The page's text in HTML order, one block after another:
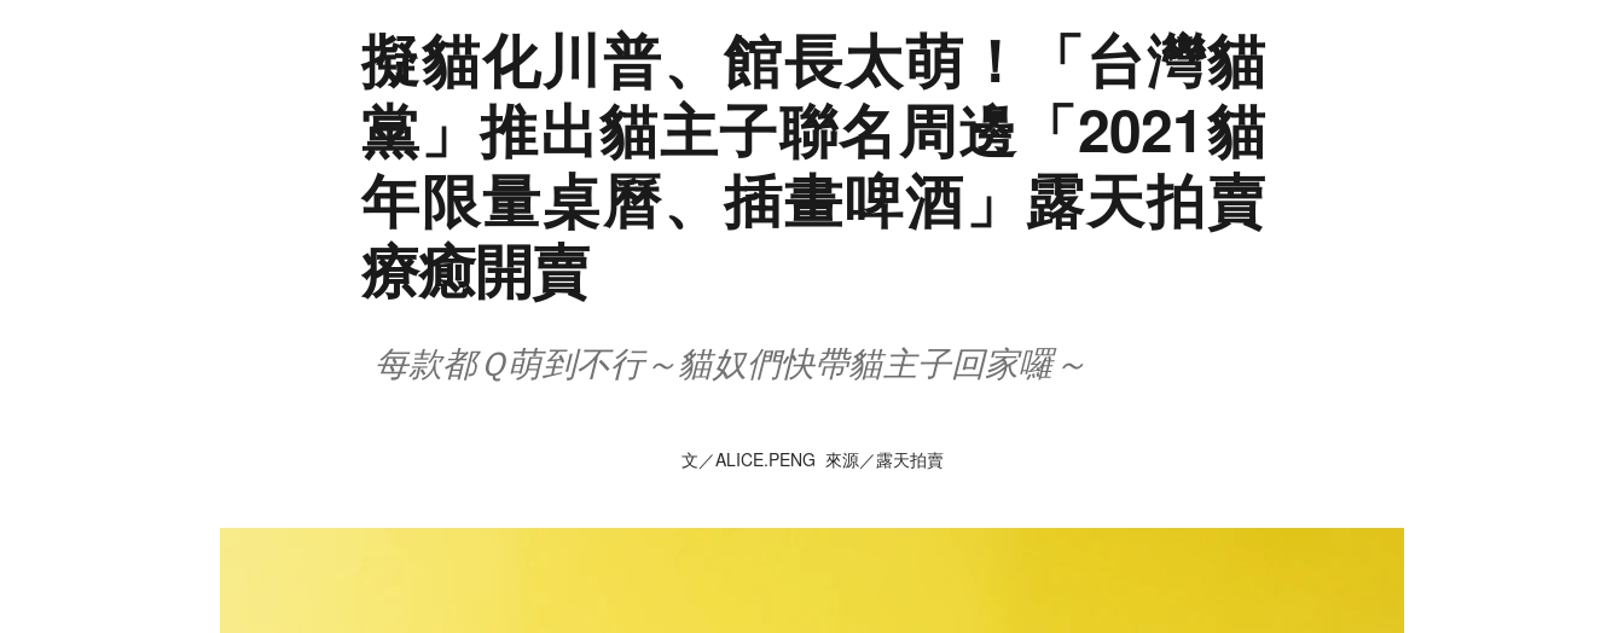
擬貓化川普、館長太萌！「台灣貓
黨」推出貓主子聯名周邊「2021貓
年限量桌曆、插畫啤酒」露天拍賣
療癒開賣
每款都Ｑ萌到不行～貓奴們快帶貓主子回家囉～
文／ALICE.PENG 來源／露天拍賣